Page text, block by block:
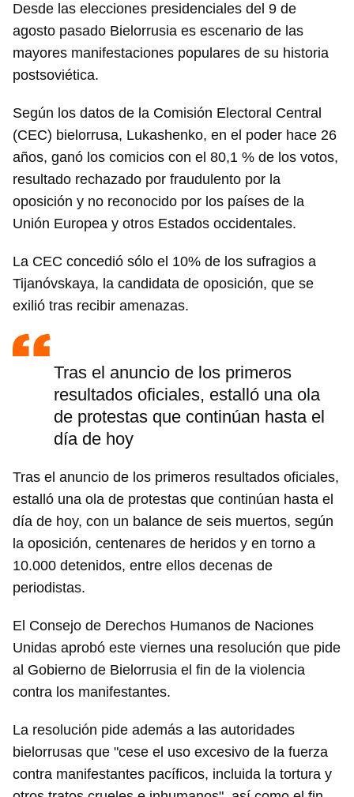
Desde las elecciones presidenciales del 9 de
agosto pasado Bielorrusia es escenario de las
mayores manifestaciones populares de su historia
postsoviética.
Según los datos de la Comisión Electoral Central
(CEC) bielorrusa, Lukashenko, en el poder hace 26
años, ganó los comicios con el 80,1 % de los votos,
resultado rechazado por fraudulento por la
oposición y no reconocido por los países de la
Unión Europea y otros Estados occidentales.
La CEC concedió sólo el 10% de los sufragios a
Tijanóvskaya, la candidata de oposición, que se
exilió tras recibir amenazas.
Tras el anuncio de los primeros
resultados oficiales, estalló una ola
de protestas que continúan hasta el
día de hoy
Tras el anuncio de los primeros resultados oficiales,
estalló una ola de protestas que continúan hasta el
día de hoy, con un balance de seis muertos, según
la oposición, centenares de heridos y en torno a
10.000 detenidos, entre ellos decenas de
periodistas.
El Consejo de Derechos Humanos de Naciones
Unidas aprobó este viernes una resolución que pide
al Gobierno de Bielorrusia el fin de la violencia
contra los manifestantes.
La resolución pide además a las autoridades
bielorrusas que "cese el uso excesivo de la fuerza
contra manifestantes pacíficos, incluida la tortura y